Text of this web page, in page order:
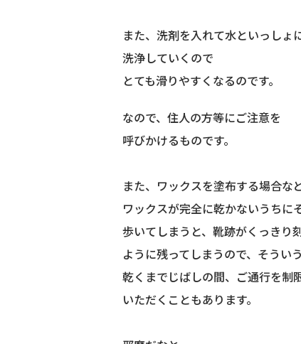
また、洗剤を入れて水といっしょ
洗浄していくので
とても滑りやすくなるのです。
なので、住人の方等にご注意を
呼びかけるものです。
また、ワックスを塗布する場合な
ワックスが完全に乾かないうちに
歩いてしまうと、靴跡がくっきり
ように残ってしまうので、そうい
乾くまでじばしの間、ご通行を制
いただくこともあります。